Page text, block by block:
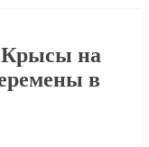
Крысы на
в